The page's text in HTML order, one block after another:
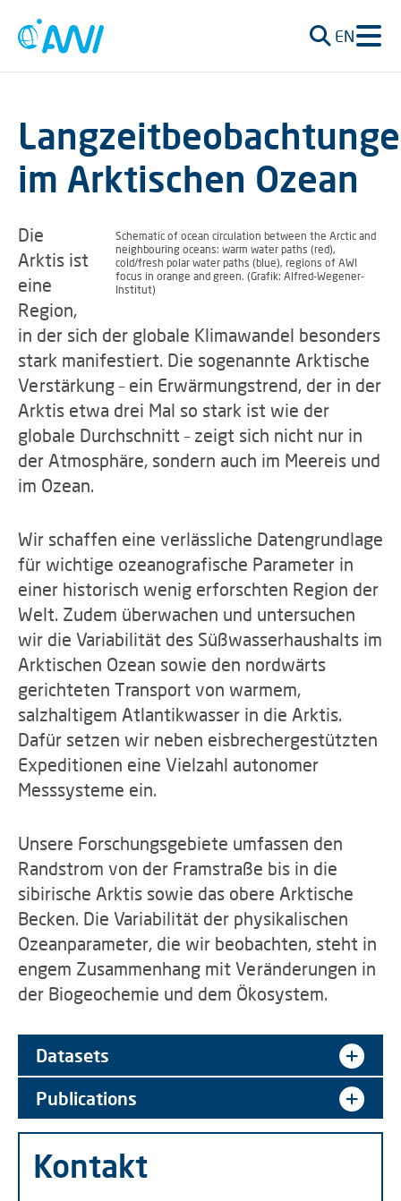
EN
im Arktischen Ozean
Schematic of ocean circulation between the Arctic and
neighbouring oceans: warm water paths (red),
cold/fresh polar water paths (blue), regions of AWI
focus in orange and green. (Grafik: Alfred-Wegener-
Institut)
Die
Arktis ist
eine
Region,
in der sich der globale Klimawandel besonders
stark manifestiert. Die sogenannte Arktische
Verstärkung – ein Erwärmungstrend, der in der
Arktis etwa drei Mal so stark ist wie der
globale Durchschnitt – zeigt sich nicht nur in
der Atmosphäre, sondern auch im Meereis und
im Ozean.
Wir schaffen eine verlässliche Datengrundlage
für wichtige ozeanografische Parameter in
einer historisch wenig erforschten Region der
Welt. Zudem überwachen und untersuchen
wir die Variabilität des Süßwasserhaushalts im
Arktischen Ozean sowie den nordwärts
gerichteten Transport von warmem,
salzhaltigem Atlantikwasser in die Arktis.
Dafür setzen wir neben eisbrechergestützten
Expeditionen eine Vielzahl autonomer
Messsysteme ein.
Unsere Forschungsgebiete umfassen den
Randstrom von der Framstraße bis in die
sibirische Arktis sowie das obere Arktische
Becken. Die Variabilität der physikalischen
Ozeanparameter, die wir beobachten, steht in
engem Zusammenhang mit Veränderungen in
der Biogeochemie und dem Ökosystem.
Datasets
Publications
Kontakt